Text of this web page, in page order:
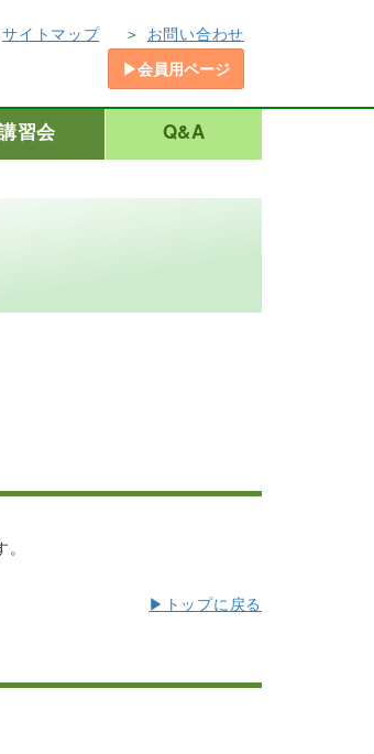
サイトマップ
お問い合わせ
▶会員用ページ
習会 Q&A
▶トップに戻る